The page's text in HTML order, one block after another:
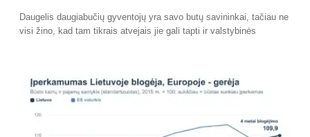
Daugelis daugiabučių gyventojų yra savo butų savininkai, tačiau ne
visi žino, kad tam tikrais atvejais jie gali tapti ir valstybinės